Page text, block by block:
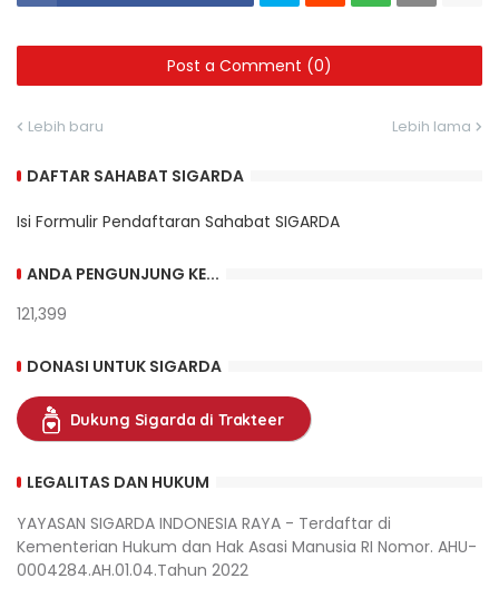
Post a Comment (0)
Lebih baru Lebih lama
DAFTAR SAHABAT SIGARDA
Isi Formulir Pendaftaran Sahabat SIGARDA
ANDA PENGUNJUNG KE...
121,399
DONASI UNTUK SIGARDA
Dukung Sigarda di Trakteer
LEGALITAS DAN HUKUM
YAYASAN SIGARDA INDONESIA RAYA - Terdaftar di
Kementerian Hukum dan Hak Asasi Manusia RI Nomor. AHU-
0004284.AH.01.04.Tahun 2022